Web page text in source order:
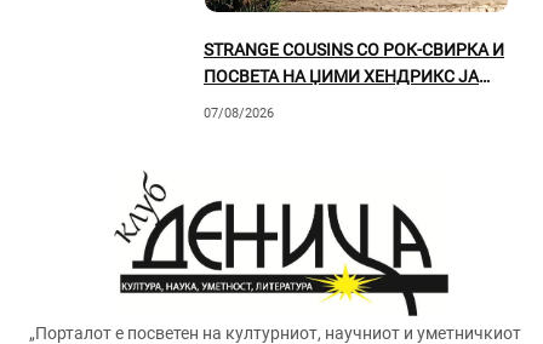
STRANGE COUSINS СО РОК-СВИРКА И
ПОСВЕТА НА ЏИМИ ХЕНДРИКС ЈА
07/08/2026
„Порталот е посветен на културниот, научниот и уметничкиот